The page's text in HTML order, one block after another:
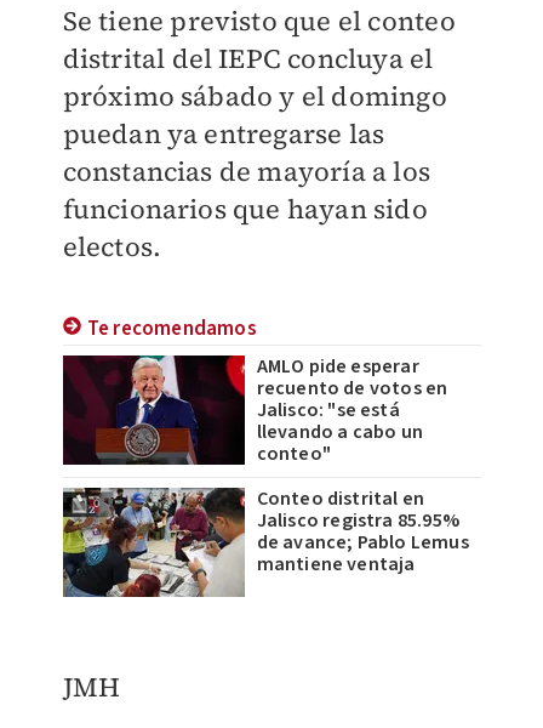
Se tiene previsto que el conteo
distrital del IEPC concluya el
próximo sábado y el domingo
puedan ya entregarse las
constancias de mayoría a los
funcionarios que hayan sido
electos.
Te recomendamos
AMLO pide esperar
recuento de votos en
Jalisco: "se está
llevando a cabo un
conteo"
Conteo distrital en
Jalisco registra 85.95%
de avance; Pablo Lemus
mantiene ventaja
​JMH